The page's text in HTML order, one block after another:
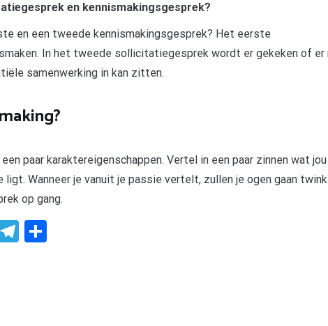
en kennismakingsgesprek?
en een tweede kennismakingsgesprek? Het eerste
In het tweede sollicitatiegesprek wordt er gekeken of er
samenwerking in kan zitten.
paar karaktereigenschappen. Vertel in een paar zinnen wat jou
ligt. Wanneer je vanuit je passie vertelt, zullen je ogen gaan
op gang.
Telegram